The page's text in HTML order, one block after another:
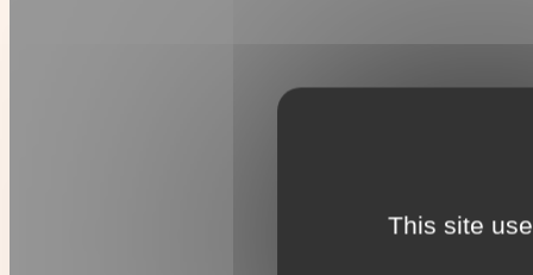
This site